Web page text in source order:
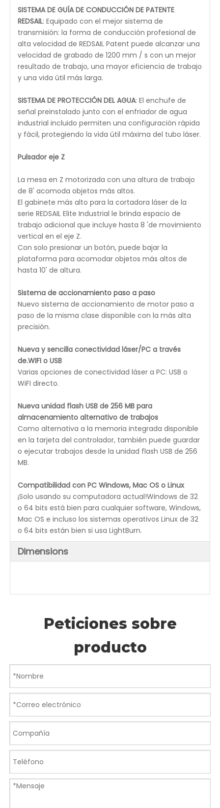
material flexible
Las plataformas Knife Blade y Honeycomb se
incluyen para brindar flexibilidad, ya sea para cortar o
grabar material.
Detalles del láser ciclón REDSAIL:
VENTILACIÓN
: Un ventilador preinstalado expulsa
humo y vapores para crear un espacio de trabajo
más seguro y prolongar la vida útil de su máquina.
GUÍA DE PUNTO ROJO
: El puntero de punto rojo
montado en el cabezal del láser indica rápidamente
los puntos de grabado, marca la ruta de la máquina
e identifica el tamaño de posicionamiento, lo que
permite un proceso de configuración del proyecto
sin esfuerzo.
ASISTENCIA DE AIRE : Proporciona un flujo de aire crítico
durante el procesamiento del láser para evitar la
deformación del material. Además, mantiene el
polvo, los desechos y el gas combustible alejados del
cabezal del láser para evitar la contaminación de la
lente focal, manteniendo su mesa de trabajo más
SISTEMA DE GUÍA DE CONDUCCIÓN DE PATENTE
REDSAIL
: Equipado con el mejor sistema de
transmisión: la forma de conducción profesional de
alta velocidad de REDSAIL Patent puede alcanzar una
velocidad de grabado de 1200 mm / s con un mejor
resultado de trabajo, una mayor eficiencia de trabajo
y una vida útil más larga.
señal preinstalado junto con el enfriador de agua
industrial incluido permiten una configuración rápida
y fácil, protegiendo la vida útil máxima del tubo láser.
Pulsador eje Z
de 8' acomoda objetos más altos.
El gabinete más alto para la cortadora láser de la
serie REDSAIL Elite Industrial le brinda espacio de
trabajo adicional que incluye hasta 8 'de movimiento
vertical en el eje Z.
Con solo presionar un botón, puede bajar la
plataforma para acomodar objetos más altos de
hasta 10' de altura.
Nuevo sistema de accionamiento de motor paso a
precisión.
Nueva y sencilla conectividad láser/PC a través
Varias opciones de conectividad láser a PC: USB o
WiFI directo.
Nueva unidad flash USB de 256 MB para
almacenamiento alternativo de trabajos
Como alternativa a la memoria integrada disponible
en la tarjeta del controlador, también puede guardar
MB.
Compatibilidad con PC Windows, Mac OS o Linux
¡Solo usando su computadora actual!Windows de 32